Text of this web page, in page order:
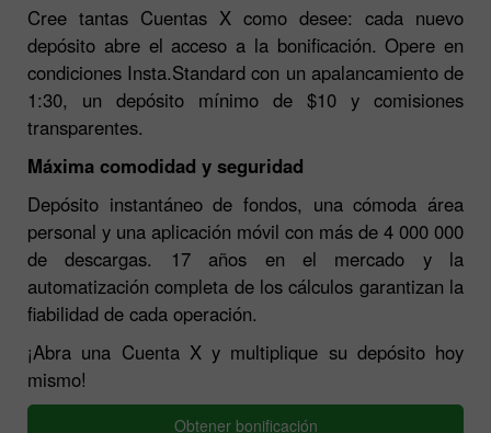
Cree tantas Cuentas X como desee: cada nuevo
depósito abre el acceso a la bonificación. Opere en
condiciones Insta.Standard con un apalancamiento de
1:30, un depósito mínimo de $10 y comisiones
transparentes.
Máxima comodidad y seguridad
Depósito instantáneo de fondos, una cómoda área
personal y una aplicación móvil con más de 4 000 000
de descargas. 17 años en el mercado y la
automatización completa de los cálculos garantizan la
fiabilidad de cada operación.
¡Abra una Cuenta X y multiplique su depósito hoy
mismo!
Obtener bonificación